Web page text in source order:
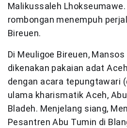
Malikussaleh
rombongan menempuh
Bireuen.
Di Meuligoe Bireuen,
dikenakan pakaian adat
dengan acara tepungtawari
ulama kharismatik Aceh,
Bladeh. Menjelang siang,
Pesantren Abu Tumin di